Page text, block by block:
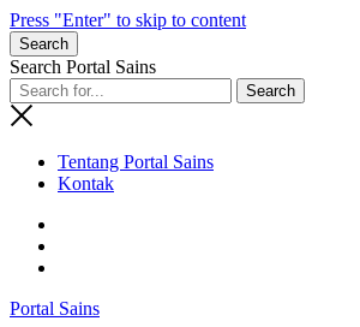
Press "Enter" to skip to content
Search
Search Portal Sains
Tentang Portal Sains
Kontak
Portal Sains